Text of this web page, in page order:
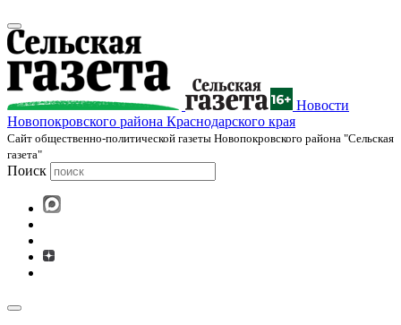
Новости
Новопокровского района Краснодарского края
Cайт общественно-политической газеты Новопокровского района "Сельская
газета"
Поиск